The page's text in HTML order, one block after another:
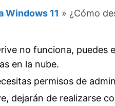
Windows 11 » ¿Cómo
no funciona, puedes
en la nube.
permisos de
dejarán de realizarse